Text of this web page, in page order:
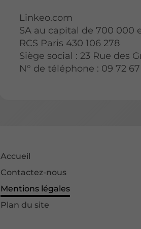
Linkeo.com
SA au capital de 700 000
RCS Paris 430 106 278
Siège social : 23 Rue des
N° de téléphone : 09 72 67
Accueil
Contactez-nous
Mentions légales
Plan du site